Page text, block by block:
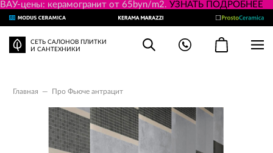
ВАУ-цены: керамогранит от 65byn/m2. УЗНАТЬ ПОДРОБНЕЕ
СЕТЬ САЛОНОВ ПЛИТКИ
И САНТЕХНИКИ
Главная — Про Фьюче антрацит